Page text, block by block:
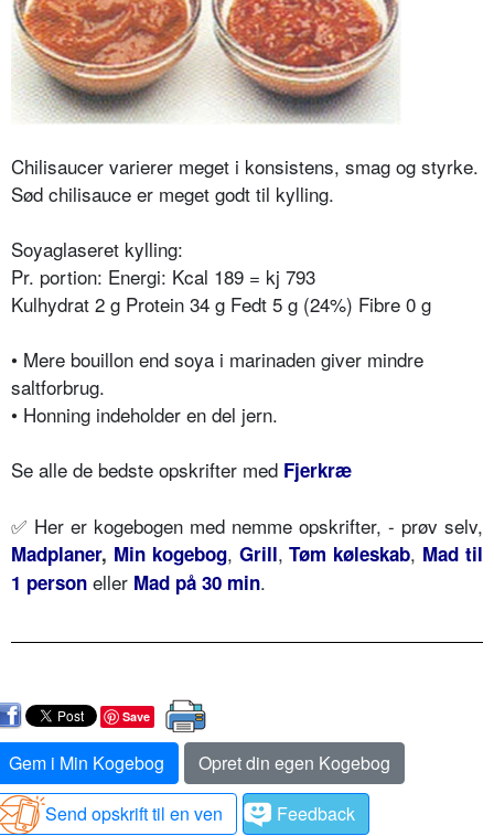
Chilisaucer varierer meget i konsistens, smag og styrke.
Sød chilisauce er meget godt til kylling.
Soyaglaseret kylling:
Pr. portion: Energi: Kcal 189 = kj 793
Kulhydrat 2 g Protein 34 g Fedt 5 g (24%) Fibre 0 g
• Mere bouillon end soya i marinaden giver mindre
saltforbrug.
• Honning indeholder en del jern.
Se alle de bedste opskrifter med Fjerkræ
✅ Her er kogebogen med nemme opskrifter, - prøv selv,
Madplaner, Min kogebog, Grill,Tøm køleskab, Mad til
1 person eller Mad på 30 min.
Save
Gem i Min Kogebog
Opret din egen Kogebog
Send opskrift til en ven
Feedback